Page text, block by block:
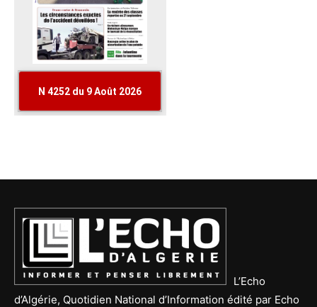
L’Echo
d’Algérie, Quotidien National d’Information édité par Echo